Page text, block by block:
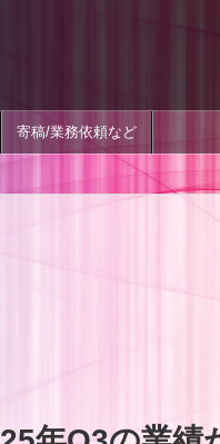
寄稿/業務依頼など